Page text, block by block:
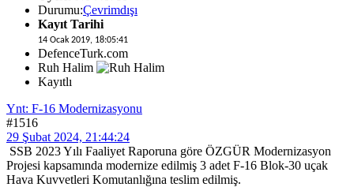
Durumu:Çevrimdışı
Kayıt Tarihi
14 Ocak 2019, 18:05:41
DefenceTurk.com
Ruh Halim
Kayıtlı
Ynt: F-16 Modernizasyonu
#1516
29 Şubat 2024, 21:44:24
SSB 2023 Yılı Faaliyet Raporuna göre ÖZGÜR Modernizasyon
Projesi kapsamında modernize edilmiş 3 adet F-16 Blok-30 uçak
Hava Kuvvetleri Komutanlığına teslim edilmiş.